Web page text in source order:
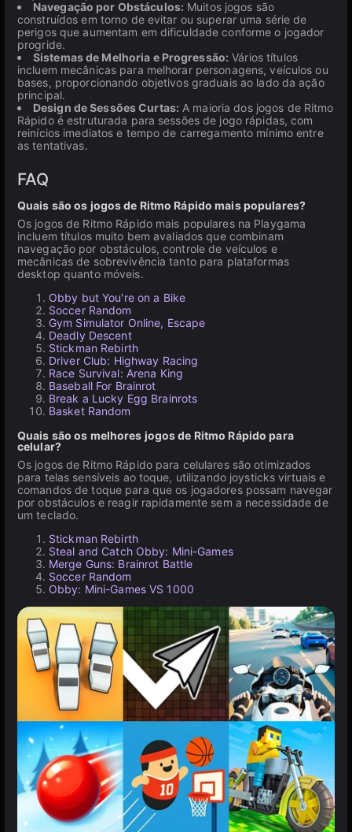
Navegação por Obstáculos: Muitos jogos são
construídos em torno de evitar ou superar uma série de
perigos que aumentam em dificuldade conforme o jogador
progride.
Sistemas de Melhoria e Progressão: Vários títulos
incluem mecânicas para melhorar personagens, veículos ou
bases, proporcionando objetivos graduais ao lado da ação
principal.
Design de Sessões Curtas: A maioria dos jogos de Ritmo
Rápido é estruturada para sessões de jogo rápidas, com
reinícios imediatos e tempo de carregamento mínimo entre
as tentativas.
FAQ
Quais são os jogos de Ritmo Rápido mais populares?
Os jogos de Ritmo Rápido mais populares na Playgama
incluem títulos muito bem avaliados que combinam
navegação por obstáculos, controle de veículos e
mecânicas de sobrevivência tanto para plataformas
desktop quanto móveis.
Obby but You're on a Bike
Soccer Random
Gym Simulator Online, Escape
Deadly Descent
Stickman Rebirth
Driver Club: Highway Racing
Race Survival: Arena King
Baseball For Brainrot
Break a Lucky Egg Brainrots
Basket Random
Quais são os melhores jogos de Ritmo Rápido para
celular?
Os jogos de Ritmo Rápido para celulares são otimizados
para telas sensíveis ao toque, utilizando joysticks virtuais e
comandos de toque para que os jogadores possam navegar
por obstáculos e reagir rapidamente sem a necessidade de
um teclado.
Stickman Rebirth
Steal and Catch Obby: Mini-Games
Merge Guns: Brainrot Battle
Soccer Random
Obby: Mini-Games VS 1000